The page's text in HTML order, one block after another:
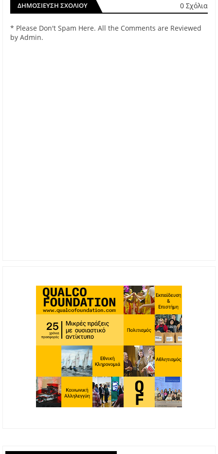
ΔΗΜΟΣΊΕΥΣΗ ΣΧΟΛΊΟΥ 0 Σχόλια
* Please Don't Spam Here. All the Comments are Reviewed
by Admin.